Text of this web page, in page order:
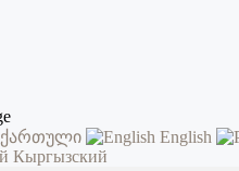
ქართული English
Кыргызский